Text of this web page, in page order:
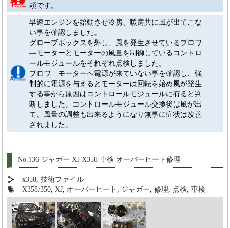
頼です。
早速エンジンを始動させ冷房、暖房共に風が出てこな
い事を確認しました。
グローブボックスを外し、風を発生させているブロワ
―モーターとモーターの風量を制御しているコントロ
ールモジュールをそれぞれ点検しました。
ブロワ―モーターへ電源が来ていない事を確認し、強
制的に電源を与えるとモーターは回転を始め風が発生
する事から原因はコントロールモジュールに有ると判
断しました。コントロールモジュール交換後は風が出
て、風量の調整も出来るようになり無事に症状は改善
されました。
No.136 ジャガー XJ X358 車検 オーバーヒート修理
x358 ,技術ファイル
X358/350 XJ オーバーヒート ジャガー ,修理 点検 ,車検